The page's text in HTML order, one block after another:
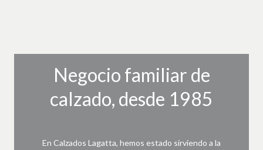
Negocio familiar de
calzado, desde 1985
En Calzados Lagatta, hemos estado sirviendo a la